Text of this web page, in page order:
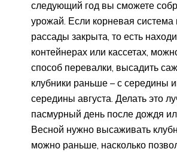
следующий год вы сможете
урожай. Если корневая
рассады закрыта, то есть
контейнерах или кассетах,
способ перевалки, высадить
клубники раньше – с середины
середины августа. Делать это
пасмурный день после дождя
Весной нужно высаживать
можно раньше, насколько